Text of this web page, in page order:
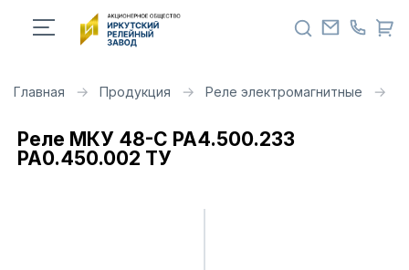
Главная Продукция Реле электромагнитные
Реле МКУ 48-С РА4.500.233
РА0.450.002 ТУ